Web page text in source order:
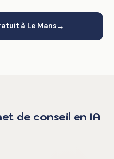
à Le Mans →
de conseil en IA